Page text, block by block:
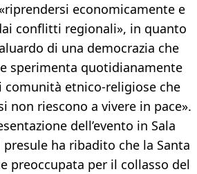
economicamente e
conflitti regionali», in quanto
di una democrazia che
sperimenta quotidianamente
comunità etnico-religiose che
non riescono a vivere in pace».
dell’evento in Sala
ha ribadito che la Santa
preoccupata per il collasso del